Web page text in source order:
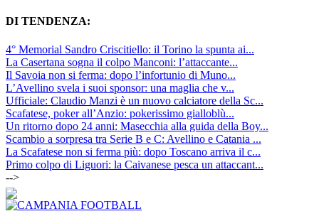
DI TENDENZA:
4° Memorial Sandro Criscitiello: il Torino la spunta ai...
La Casertana sogna il colpo Manconi: l’attaccante...
Il Savoia non si ferma: dopo l’infortunio di Muno...
L’Avellino svela i suoi sponsor: una maglia che v...
Ufficiale: Claudio Manzi è un nuovo calciatore della Sc...
Scafatese, poker all’Anzio: pokerissimo gialloblù...
Un ritorno dopo 24 anni: Masecchia alla guida della Boy...
Scambio a sorpresa tra Serie B e C: Avellino e Catania ...
La Scafatese non si ferma più: dopo Toscano arriva il c...
Primo colpo di Liguori: la Caivanese pesca un attaccant...
-->